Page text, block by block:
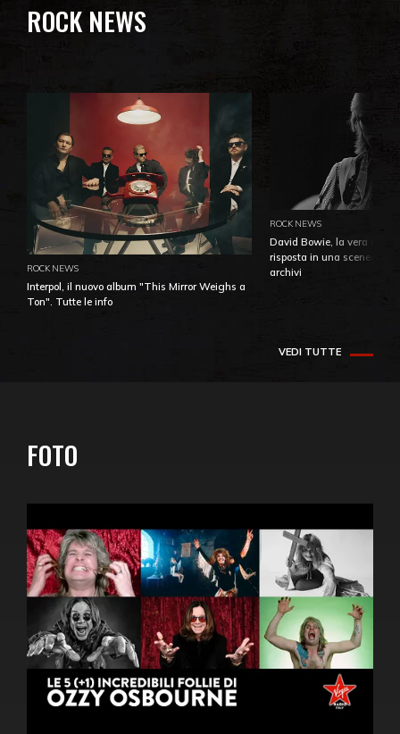
ROCK NEWS
ROCK NEWS
Interpol, il nuovo album "This Mirror Weighs a
Ton". Tutte le info
ROCK NEWS
David Bowie, la vera
risposta in una
archivi
VEDI TUTTE
FOTO